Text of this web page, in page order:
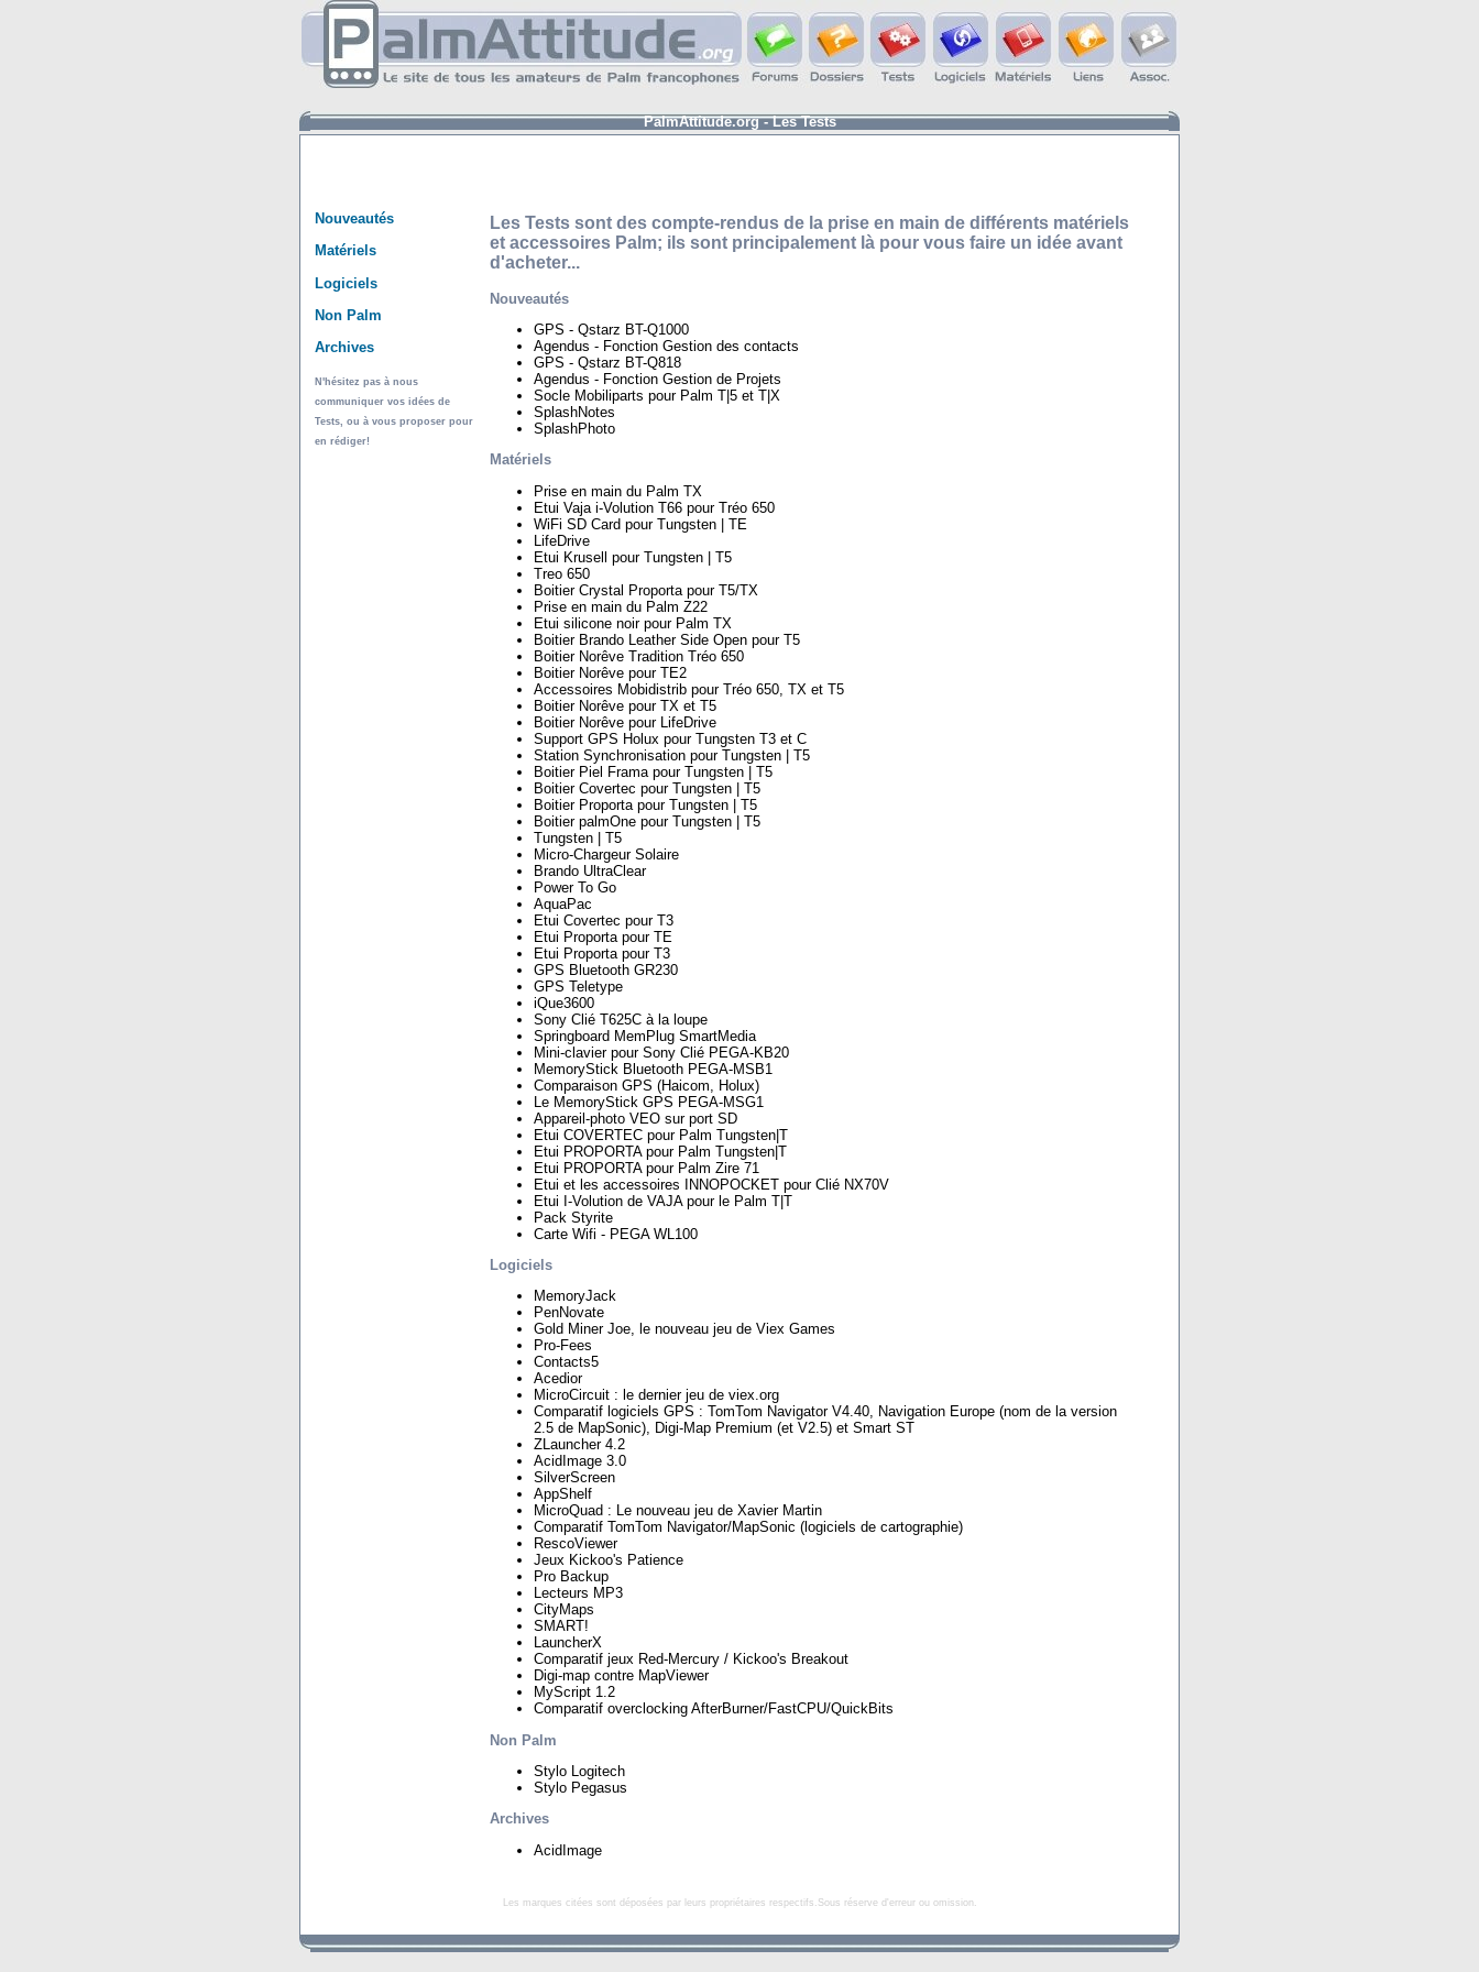
PalmAttitude.org - Les Tests
Nouveautés
Matériels
Logiciels
Non Palm
Archives
N'hésitez pas à nous
communiquer vos idées de
Tests, ou à vous proposer pour
en rédiger!
Les Tests sont des compte-rendus de la prise en main de différents matériels
et accessoires Palm; ils sont principalement là pour vous faire un idée avant
d'acheter...
Nouveautés
GPS - Qstarz BT-Q1000
Agendus - Fonction Gestion des contacts
GPS - Qstarz BT-Q818
Agendus - Fonction Gestion de Projets
Socle Mobiliparts pour Palm T|5 et T|X
SplashNotes
SplashPhoto
Matériels
Prise en main du Palm TX
Etui Vaja i-Volution T66 pour Tréo 650
WiFi SD Card pour Tungsten | TE
LifeDrive
Etui Krusell pour Tungsten | T5
Treo 650
Boitier Crystal Proporta pour T5/TX
Prise en main du Palm Z22
Etui silicone noir pour Palm TX
Boitier Brando Leather Side Open pour T5
Boitier Norêve Tradition Tréo 650
Boitier Norêve pour TE2
Accessoires Mobidistrib pour Tréo 650, TX et T5
Boitier Norêve pour TX et T5
Boitier Norêve pour LifeDrive
Support GPS Holux pour Tungsten T3 et C
Station Synchronisation pour Tungsten | T5
Boitier Piel Frama pour Tungsten | T5
Boitier Covertec pour Tungsten | T5
Boitier Proporta pour Tungsten | T5
Boitier palmOne pour Tungsten | T5
Tungsten | T5
Micro-Chargeur Solaire
Brando UltraClear
Power To Go
AquaPac
Etui Covertec pour T3
Etui Proporta pour TE
Etui Proporta pour T3
GPS Bluetooth GR230
GPS Teletype
iQue3600
Sony Clié T625C à la loupe
Springboard MemPlug SmartMedia
Mini-clavier pour Sony Clié PEGA-KB20
MemoryStick Bluetooth PEGA-MSB1
Comparaison GPS (Haicom, Holux)
Le MemoryStick GPS PEGA-MSG1
Appareil-photo VEO sur port SD
Etui COVERTEC pour Palm Tungsten|T
Etui PROPORTA pour Palm Tungsten|T
Etui PROPORTA pour Palm Zire 71
Etui et les accessoires INNOPOCKET pour Clié NX70V
Etui I-Volution de VAJA pour le Palm T|T
Pack Styrite
Carte Wifi - PEGA WL100
Logiciels
MemoryJack
PenNovate
Gold Miner Joe, le nouveau jeu de Viex Games
Pro-Fees
Contacts5
Acedior
MicroCircuit : le dernier jeu de viex.org
Comparatif logiciels GPS : TomTom Navigator V4.40, Navigation Europe (nom de la version
2.5 de MapSonic), Digi-Map Premium (et V2.5) et Smart ST
ZLauncher 4.2
AcidImage 3.0
SilverScreen
AppShelf
MicroQuad : Le nouveau jeu de Xavier Martin
Comparatif TomTom Navigator/MapSonic (logiciels de cartographie)
RescoViewer
Jeux Kickoo's Patience
Pro Backup
Lecteurs MP3
CityMaps
SMART!
LauncherX
Comparatif jeux Red-Mercury / Kickoo's Breakout
Digi-map contre MapViewer
MyScript 1.2
Comparatif overclocking AfterBurner/FastCPU/QuickBits
Non Palm
Stylo Logitech
Stylo Pegasus
Archives
AcidImage
Les marques citées sont déposées par leurs propriétaires respectifs.Sous réserve d'erreur ou omission.